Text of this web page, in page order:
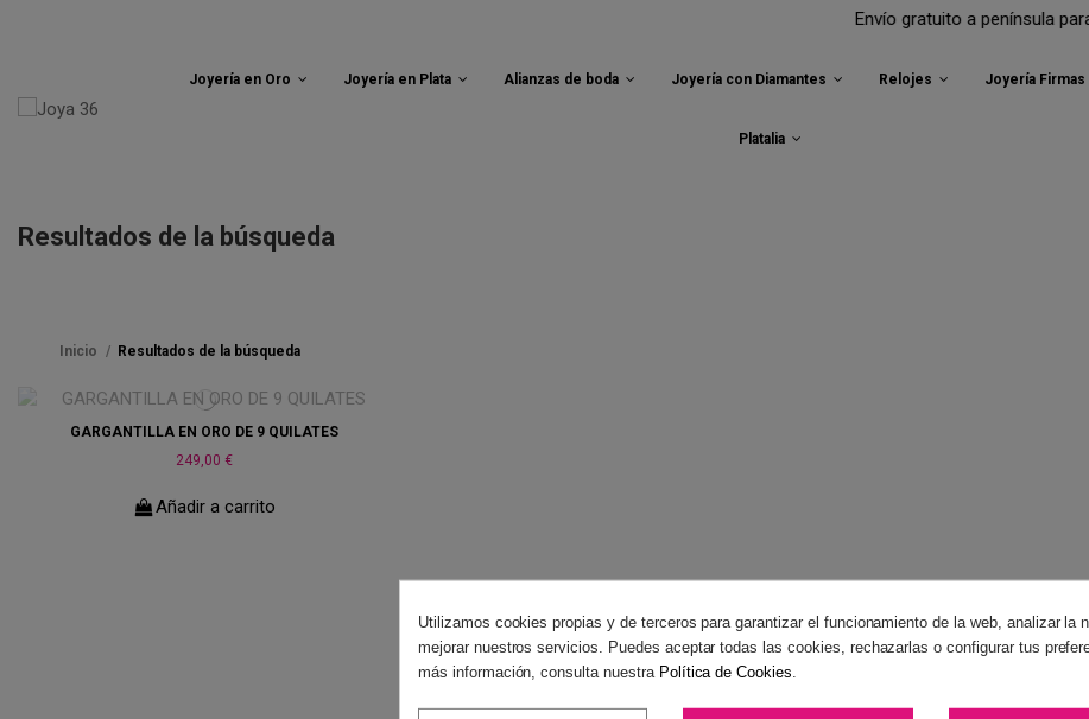
Envío gratuito a península para
Joyería en Oro Joyería en Plata Alianzas de boda Joyería con Diamantes Relojes Joyería Firmas
Platalia
Resultados de la búsqueda
Inicio Resultados de la búsqueda
GARGANTILLA EN ORO DE 9 QUILATES
249,00 €
Añadir a carrito
Utilizamos cookies propias y de terceros para garantizar el funcionamiento de la web, analizar la
mejorar nuestros servicios. Puedes aceptar todas las cookies, rechazarlas o configurar tus
más información, consulta nuestra Política de Cookies